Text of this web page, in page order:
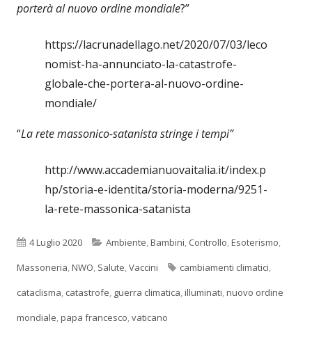
porterà al nuovo ordine mondiale?”
https://lacrunadellago.net/2020/07/03/leco
nomist-ha-annunciato-la-catastrofe-
globale-che-portera-al-nuovo-ordine-
mondiale/
“La rete massonico-satanista stringe i tempi”
http://www.accademianuovaitalia.it/index.p
hp/storia-e-identita/storia-moderna/9251-
la-rete-massonica-satanista
Pubblicato
4 Luglio 2020 Categorie
Ambiente,Bambini, Controllo,Esoterismo,
Massoneria,NWO, Salute,Vaccini Tag
cambiamenti climatici,
cataclisma, catastrofe, guerra climatica,illuminati,nuovo ordine
mondiale,papa francesco,vaticano